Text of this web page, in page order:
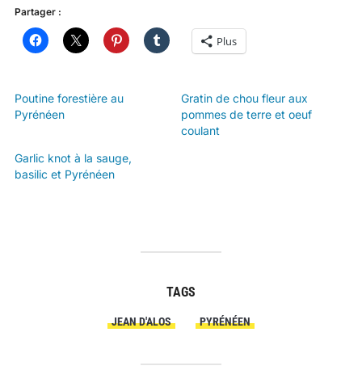
Partager :
Plus
Poutine forestière au
Pyrénéen
Gratin de chou fleur aux
pommes de terre et oeuf
coulant
Garlic knot à la sauge,
basilic et Pyrénéen
TAGS
JEAN D'ALOS PYRÉNÉEN